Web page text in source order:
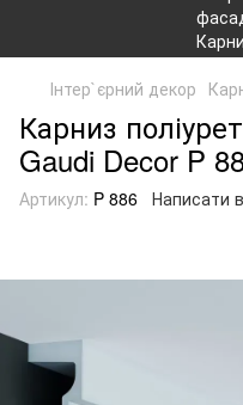
Інтер`єрний декор
Карниз
Gaudi Decor P
Артикул: P 886 Написати